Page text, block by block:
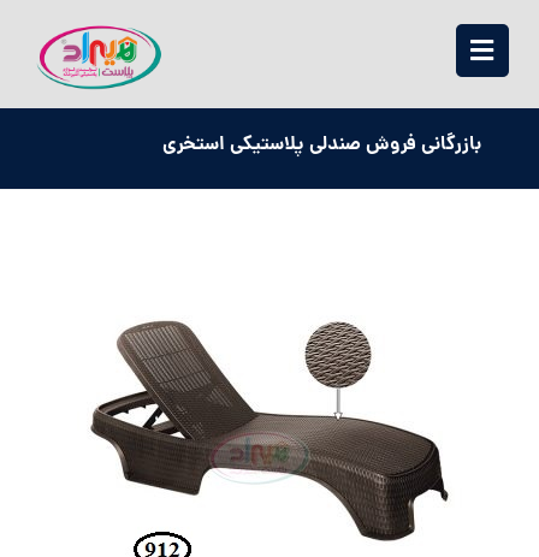
بازرگانی فروش صندلی پلاستیکی استخری